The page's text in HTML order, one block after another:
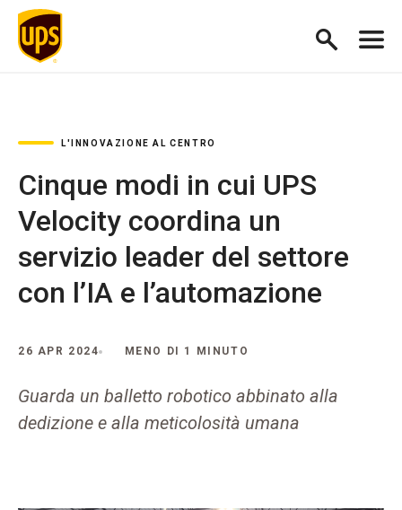
L'INNOVAZIONE AL CENTRO
Cinque modi in cui UPS
Velocity coordina un
servizio leader del settore
con l’IA e l’automazione
26 APR 2024 MENO DI 1 MINUTO
Guarda un balletto robotico abbinato alla
dedizione e alla meticolosità umana